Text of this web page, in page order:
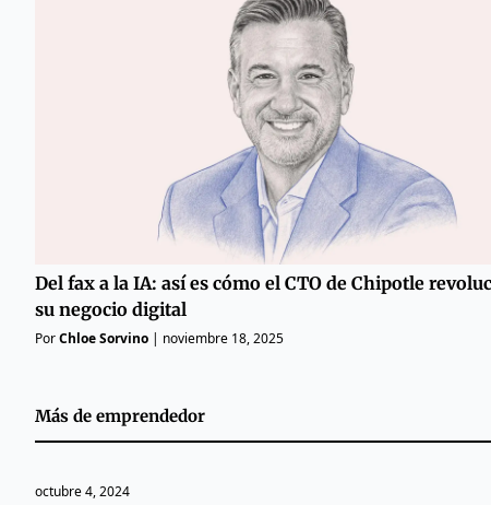
Del fax a la IA: así es cómo el CTO de Chipotle
su negocio digital
PorChloe Sorvino | noviembre 18, 2025
Más de emprendedor
octubre 4, 2024